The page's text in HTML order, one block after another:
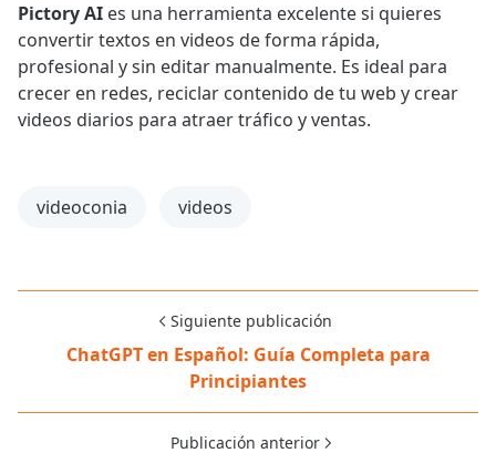
Pictory AI es una herramienta excelente si quieres
convertir textos en videos de forma rápida,
profesional y sin editar manualmente. Es ideal para
crecer en redes, reciclar contenido de tu web y crear
videos diarios para atraer tráfico y ventas.
videoconia videos
Siguiente publicación
ChatGPT en Español: Guía Completa para
Principiantes
Publicación anterior